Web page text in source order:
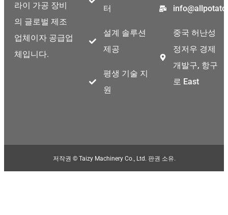
라이 가공 장비
의 글로벌 제조
업체이자 공급업
체입니다.
터
설계 솔루션
제공
평생 기술 지
원
중국 허난성
정저우 경제
개발구, 항구
로 East
저작권 © Taizy Machinery Co., Ltd. 판권 소유.
Hindi
Bengali
German
Greek
Indonesian